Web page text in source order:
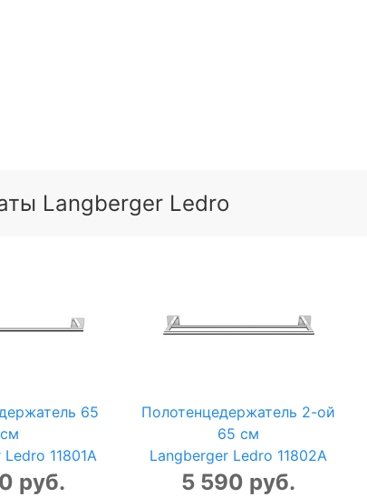
Langberger Ledro
65
см
11801A
руб.
Полотенцедержатель 2-ой
65 см
Langberger Ledro 11802A
5 590 руб.